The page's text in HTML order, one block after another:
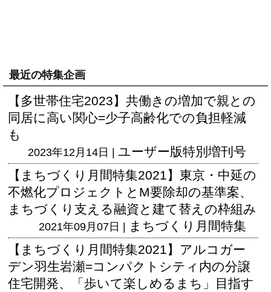
最近の特集企画
【多世帯住宅2023】共働きの増加で親との
同居に高い関心=少子高齢化での負担軽減
も
2023年12月14日 | ユーザー版特別増刊号
【まちづくり月間特集2021】東京・中延の
不燃化プロジェクトとM要除却の基準案、
まちづくり支える融資と建て替えの枠組み
2021年09月07日 | まちづくり月間特集
【まちづくり月間特集2021】アルコガー
デン羽生岩瀬=コンパクトシティ内の分譲
住宅開発、「歩いて楽しめるまち」目指す